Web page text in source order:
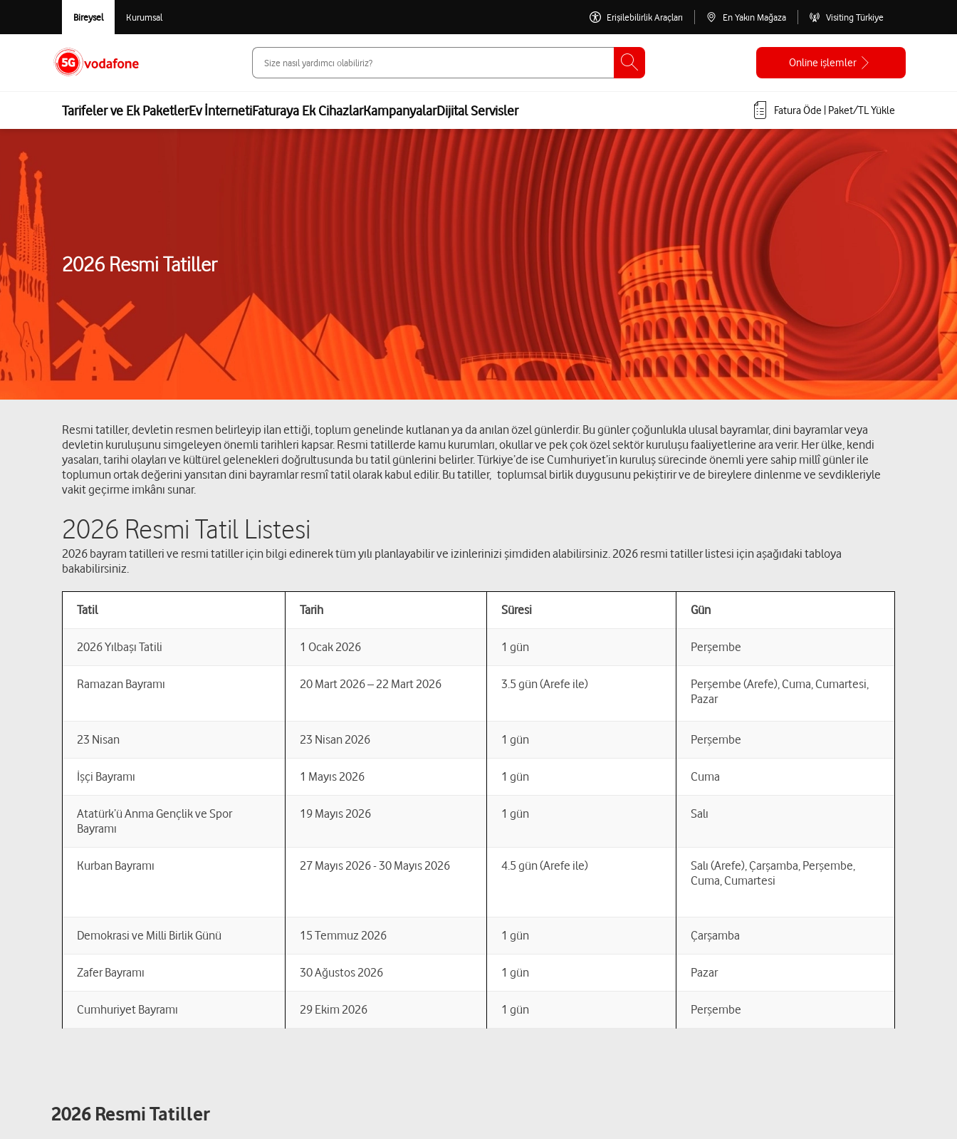
Bireysel Kurumsal Erişilebilirlik Araçları En Yakın Mağaza Visiting Türkiye
Online işlemler
Tarifeler ve Ek PaketlerEv İnternetiFaturaya Ek CihazlarKampanyalarDijital Servisler Fatura Öde | Paket/TL Yükle
2026 Resmi Tatiller
Resmi tatiller, devletin resmen belirleyip ilan ettiği, toplum genelinde kutlanan ya da anılan özel günlerdir. Bu günler çoğunlukla ulusal bayramlar, dini bayramlar veya
devletin kuruluşunu simgeleyen önemli tarihleri kapsar. Resmi tatillerde kamu kurumları, okullar ve pek çok özel sektör kuruluşu faaliyetlerine ara verir. Her ülke, kendi
yasaları, tarihi olayları ve kültürel gelenekleri doğrultusunda bu tatil günlerini belirler. Türkiye’de ise Cumhuriyet’in kuruluş sürecinde önemli yere sahip millî günler ile
toplumun ortak değerini yansıtan dini bayramlar resmî tatil olarak kabul edilir. Bu tatiller, toplumsal birlik duygusunu pekiştirir ve de bireylere dinlenme ve sevdikleriyle
vakit geçirme imkânı sunar.
2026 Resmi Tatil Listesi
2026 bayram tatilleri ve resmi tatiller için bilgi edinerek tüm yılı planlayabilir ve izinlerinizi şimdiden alabilirsiniz. 2026 resmi tatiller listesi için aşağıdaki tabloya
bakabilirsiniz.
Tatil Tarih Süresi Gün
2026 Yılbaşı Tatili 1 Ocak 2026 1 gün Perşembe
Ramazan Bayramı 20 Mart 2026 – 22 Mart 2026 3.5 gün (Arefe ile)
Perşembe (Arefe), Cuma, Cumartesi,
Pazar
23 Nisan 23 Nisan 2026 1 gün Perşembe
İşçi Bayramı 1 Mayıs 2026 1 gün Cuma
Atatürk’ü Anma Gençlik ve Spor
Bayramı
19 Mayıs 2026 1 gün Salı
Kurban Bayramı 27 Mayıs 2026 - 30 Mayıs 2026 4.5 gün (Arefe ile)
Salı (Arefe), Çarşamba, Perşembe,
Cuma, Cumartesi
Demokrasi ve Milli Birlik Günü 15 Temmuz 2026 1 gün Çarşamba
Zafer Bayramı 30 Ağustos 2026 1 gün Pazar
Cumhuriyet Bayramı 29 Ekim 2026 1 gün Perşembe
2026 Resmi Tatiller